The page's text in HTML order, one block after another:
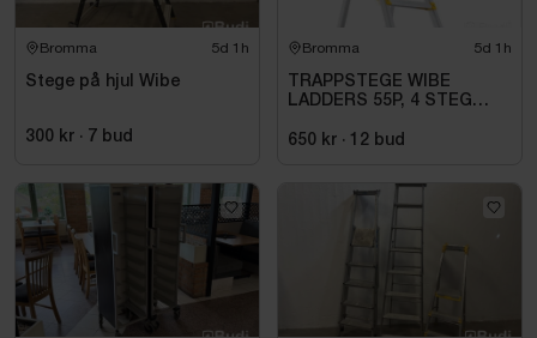
Bromma 5d 1h
Stege på hjul Wibe
300 kr · 7 bud
Bromma 5d 1h
TRAPPSTEGE WIBE
LADDERS 55P, 4 STEG
650 kr · 12 bud